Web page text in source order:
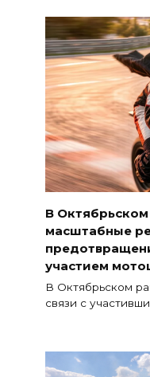
В
масштабные
участием
В Октябрьском
связи с